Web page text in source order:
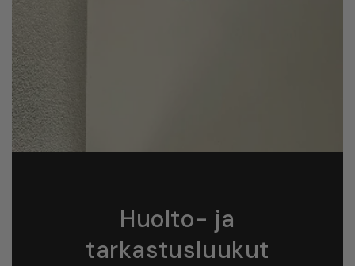
Huolto- ja
tarkastusluukut